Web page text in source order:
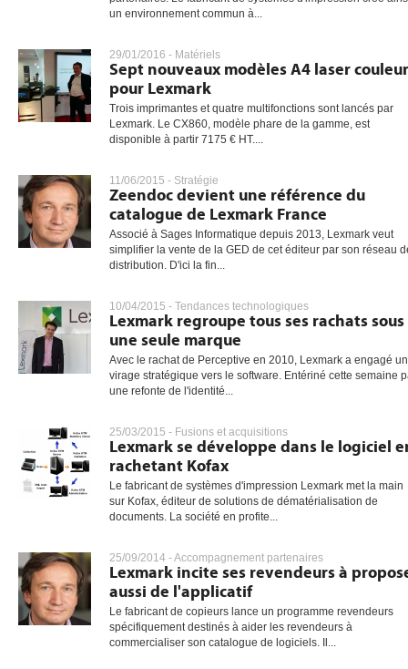
gratuite
un environnement commun à...
29/01/2016 - Matériels
Sept nouveaux modèles A4 laser couleur
pour Lexmark
Trois imprimantes et quatre multifonctions sont lancés par
Lexmark. Le CX860, modèle phare de la gamme, est
disponible à partir 7175 € HT....
11/06/2015 - Stratégie
Zeendoc devient une référence du
catalogue de Lexmark France
Associé à Sages Informatique depuis 2013, Lexmark veut
simplifier la vente de la GED de cet éditeur par son réseau
distribution. D'ici la fin...
10/04/2015 - Tendances technologiques
Lexmark regroupe tous ses rachats sous
une seule marque
Avec le rachat de Perceptive en 2010, Lexmark a engagé un
virage stratégique vers le software. Entériné cette semaine
une refonte de l'identité...
25/03/2015 - Fusions et acquisitions
Lexmark se développe dans le logiciel
rachetant Kofax
Le fabricant de systèmes d'impression Lexmark met la main
sur Kofax, éditeur de solutions de dématérialisation de
documents. La société en profite...
25/09/2014 -Accompagnement partenaires
Lexmark incite ses revendeurs à
aussi de l'applicatif
Le fabricant de copieurs lance un programme revendeurs
spécifiquement destinés à aider les revendeurs à
commercialiser son catalogue de logiciels. Il...